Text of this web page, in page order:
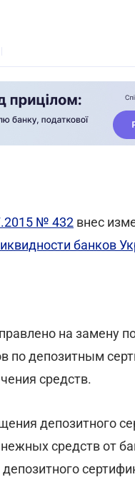
№ 432 внес
банков
на замену
по депозитным
средств.
депозитного
средств от